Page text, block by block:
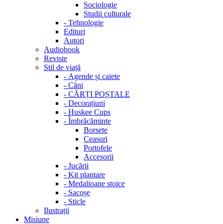
Sociologie
Studii culturale
- Tehnologie
Edituri
Autori
Audiobook
Reviste
Stil de viață
- Agende și caiete
- Căni
- CĂRȚI POȘTALE
- Decorațiuni
- Huskee Cups
- Îmbrăcăminte
Borsete
Ceasuri
Portofele
Accesorii
- Jucării
- Kit plantare
- Medalioane stoice
- Sacoșe
- Sticle
Ilustrații
Misiune